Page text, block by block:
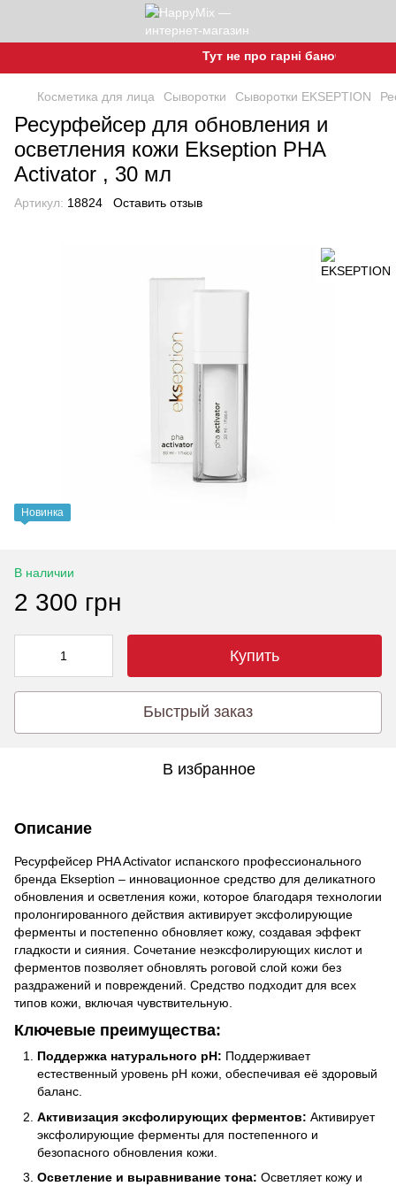
Тут не про гарні баночки, а про
Косметика для лица Сыворотки Сыворотки EKSEPTION
Ресурфейсер для обновления и
осветления кожи Ekseption PHA
Activator , 30 мл
Артикул: 18824 Оставить отзыв
Новинка
В наличии
2 300 грн
Купить
Быстрый заказ
В избранное
Описание
Ресурфейсер PHA Activator испанского профессионального
бренда Ekseption – инновационное средство для деликатного
обновления и осветления кожи, которое благодаря технологии
пролонгированного действия активирует эксфолирующие
ферменты и постепенно обновляет кожу, создавая эффект
гладкости и сияния. Сочетание неэксфолирующих кислот и
ферментов позволяет обновлять роговой слой кожи без
раздражений и повреждений. Средство подходит для всех
типов кожи, включая чувствительную.
Ключевые преимущества:
Поддержка натурального pH: Поддерживает
естественный уровень pH кожи, обеспечивая её здоровый
баланс.
Активизация эксфолирующих ферментов: Активирует
эксфолирующие ферменты для постепенного и
безопасного обновления кожи.
Осветление и выравнивание тона: Осветляет кожу и